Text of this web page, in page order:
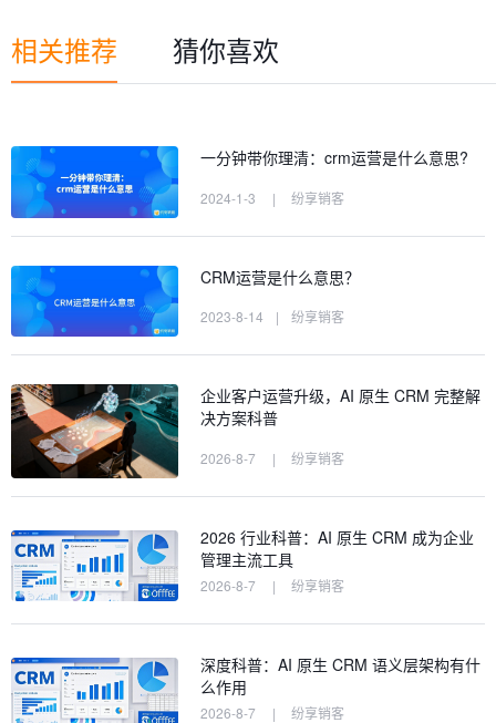
相关推荐 猜你喜欢
一分钟带你理清：crm运营是什么意思?
2024-1-3 | 纷享销客
CRM运营是什么意思？
2023-8-14 | 纷享销客
企业客户运营升级，AI 原生 CRM 完整解
决方案科普
2026-8-7 | 纷享销客
2026 行业科普：AI 原生 CRM 成为企业
管理主流工具
2026-8-7 | 纷享销客
深度科普：AI 原生 CRM 语义层架构有什
么作用
2026-8-7 | 纷享销客